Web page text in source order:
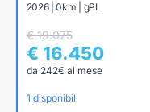
2026 | 0km | gPL
€ 19.075
€ 16.450
da 242€ al mese
1 disponibili